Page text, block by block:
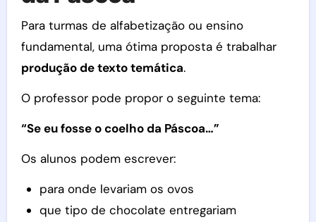
Para turmas de alfabetização ou ensino
fundamental, uma ótima proposta é trabalhar
produção de texto temática.
O professor pode propor o seguinte tema:
“Se eu fosse o coelho da Páscoa…”
Os alunos podem escrever:
para onde levariam os ovos
que tipo de chocolate entregariam